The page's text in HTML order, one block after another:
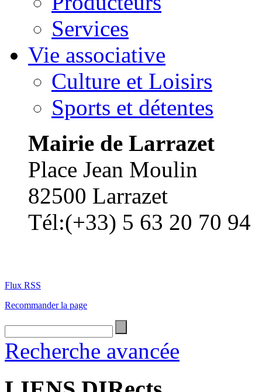
Services
Vie associative
Culture et Loisirs
Sports et détentes
Mairie de Larrazet
Place Jean Moulin
82500 Larrazet
Tél:(+33) 5 63 20 70 94
Flux RSS
Recommander la page
Recherche avancée